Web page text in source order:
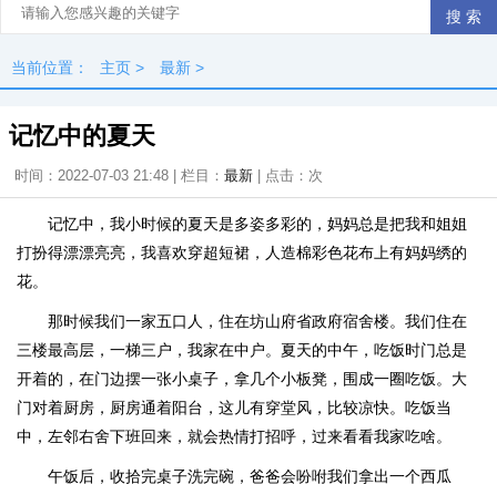
当前位置： 主页 > 最新 >
记忆中的夏天
时间：2022-07-03 21:48 | 栏目： 最新 | 点击： 次
记忆中，我小时候的夏天是多姿多彩的，妈妈总是把我和姐姐
打扮得漂漂亮亮，我喜欢穿超短裙，人造棉彩色花布上有妈妈绣的
花。
那时候我们一家五口人，住在坊山府省政府宿舍楼。我们住在
三楼最高层，一梯三户，我家在中户。夏天的中午，吃饭时门总是
开着的，在门边摆一张小桌子，拿几个小板凳，围成一圈吃饭。大
门对着厨房，厨房通着阳台，这儿有穿堂风，比较凉快。吃饭当
中，左邻右舍下班回来，就会热情打招呼，过来看看我家吃啥。
午饭后，收拾完桌子洗完碗，爸爸会吩咐我们拿出一个西瓜